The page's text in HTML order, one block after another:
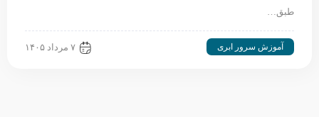
طبق…
آموزش سرور ابری ۷ مرداد ۱۴۰۵